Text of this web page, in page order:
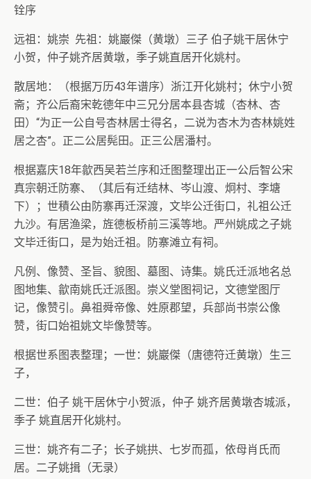
铨序
远祖：姚崇 先祖：姚巖傑（黄墩）三子 伯子姚干居休宁
小贺，仲子姚齐居黄墩，季子姚直居开化姚村。
散居地：（根据万历43年谱序）浙江开化姚村；休宁小贺
斋；齐公后裔宋乾德年中三兄分居本县杏城（杏林、杏
田）“为正一公自号杏林居士得名，二说为杏木为杏林姚姓
居之杏”。正二公居髡田。正三公居潘村。
根据嘉庆18年歙西吴若兰序和迁图整理出正一公后智公宋
真宗朝迁防寨、（其后有迁结林、岑山渡、炯村、李塘
下）；世積公由防寨再迁深渡，文毕公迁街口，礼祖公迁
九沙。有居渔梁，旌德板桥前三溪等地。严州姚成之子姚
文毕迁街口，是为始迁祖。防寨滩立有祠。
凡例、像赞、圣旨、貌图、墓图、诗集。姚氏迁派地名总
图地集、歙南姚氏迁派图。崇义堂图祠记，文德堂图厅
记，像赞引。鼻祖舜帝像、姓原郡望，兵部尚书崇公像
赞，街口始祖姚文毕像赞等。
根据世系图表整理；一世：姚巖傑（唐德符迁黄墩）生三
子，
二世：伯子 姚干居休宁小贺派，仲子 姚齐居黄墩杏城派，
季子 姚直居开化姚村。
三世：姚齐有二子；长子姚拱、七岁而孤，依母肖氏而
居。二子姚揖（无录）